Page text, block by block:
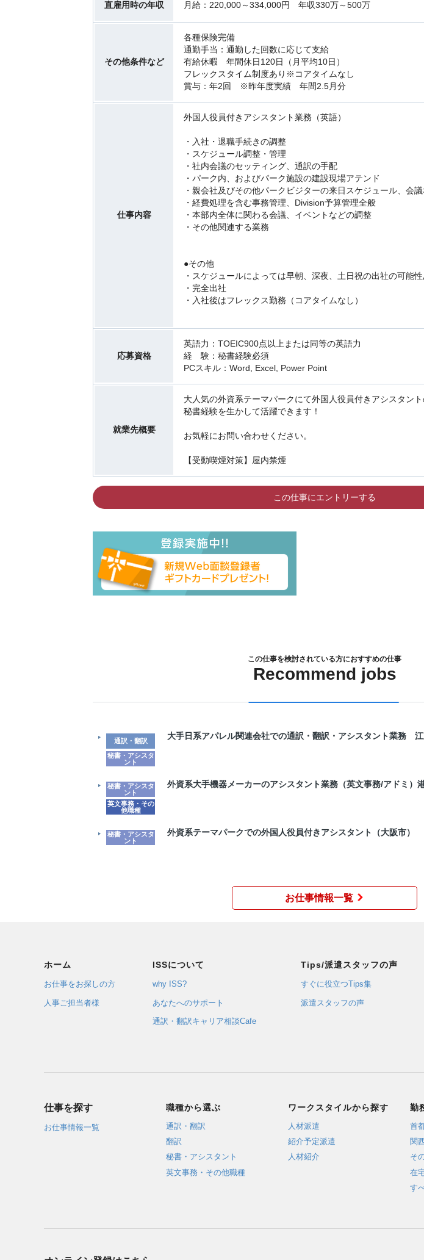
直雇用時の年収 月給：220,000～334,000円 年収330万～500万
その他条件など
各種保険完備
通勤⼿当：通勤した回数に応じて⽀給
有給休暇 年間休日120日（月平均10日）
フレックスタイム制度あり※コアタイムなし
賞与：年2回 ※昨年度実績 年間2.5月分
仕事内容
外国人役員付きアシスタント業務（英語）
・入社・退職手続きの調整
・スケジュール調整・管理
・社内会議のセッティング、通訳の手配
・パーク内、およびパーク施設の建設現場アテンド
・親会社及びその他パークビジターの来日スケジュール、会
・経費処理を含む事務管理、Division予算管理全般
・本部内全体に関わる会議、イベントなどの調整
・その他関連する業務
●その他
・スケジュールによっては早朝、深夜、土日祝の出社の可能性
・完全出社
・入社後はフレックス勤務（コアタイムなし）
応募資格
英語力：TOEIC900点以上または同等の英語力
経 験：秘書経験必須
PCスキル：Word, Excel, Power Point
就業先概要
大人気の外資系テーマパークにて外国人役員付きアシスタント
秘書経験を生かして活躍できます！
お気軽にお問い合わせください。
【受動喫煙対策】屋内禁煙
この仕事にエントリーする
この仕事を検討されている方におすすめの仕事
Recommend jobs
通訳・翻訳
秘書・アシスタ
ント
大手日系アパレル関連会社での通訳・翻訳・アシスタント業務
秘書・アシスタ
ント
英文事務・その
他職種
外資系大手機器メーカーのアシスタント業務（英文事務/アドミ）
秘書・アシスタ
ント
外資系テーマパークでの外国人役員付きアシスタント（大阪市）
お仕事情報一覧
ホーム
お仕事をお探しの方
人事ご担当者様
ISSについて
why ISS?
あなたへのサポート
通訳・翻訳キャリア相談Cafe
Tips/派遣スタッフの声
すぐに役立つTips集
派遣スタッフの声
仕事を探す
お仕事情報一覧
職種から選ぶ
通訳・翻訳
翻訳
秘書・アシスタント
英文事務・その他職種
ワークスタイルから探す
人材派遣
紹介予定派遣
人材紹介
勤
首
関
そ
在
す